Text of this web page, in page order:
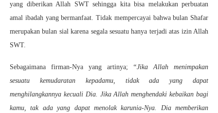
yang diberikan Allah SWT sehingga kita bisa melakukan perbuatan
amal ibadah yang bermanfaat. Tidak mempercayai bahwa bulan Shafar
merupakan bulan sial karena segala sesuatu hanya terjadi atas izin Allah
SWT.
Sebagaimana firman-Nya yang artinya;
“Jika Allah menimpakan
sesuatu kemudaratan kepadamu, tidak ada yang dapat
menghilangkannya kecuali Dia. Jika Allah menghendaki kebaikan bagi
kamu, tak ada yang dapat menolak karunia-Nya. Dia memberikan